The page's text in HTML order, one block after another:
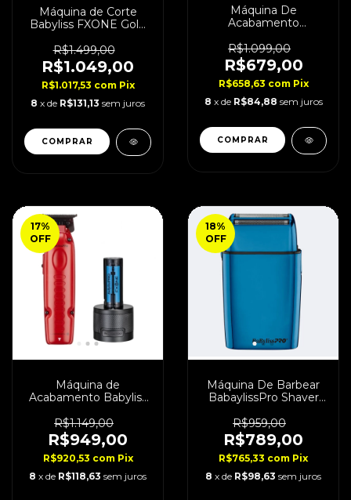
Máquina de Corte
Babyliss FXONE Gold
R$1.499,00
R$1.049,00
R$1.017,53 com Pix
8 x de R$131,13 sem juros
Máquina De
Acabamento
Nicole Bivolt
R$1.099,00
R$679,00
R$658,63 com Pix
8 x de R$84,88 sem juros
17%
OFF
Máquina de
Acabamento Babyliss
Bivolt
R$1.149,00
R$949,00
R$920,53 com Pix
8 x de R$118,63 sem juros
18%
OFF
Máquina De Barbear
BabaylissPro Shaver
R$959,00
R$789,00
R$765,33 com Pix
8 x de R$98,63 sem juros